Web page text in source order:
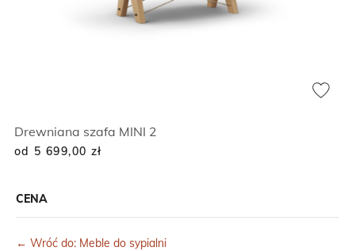
CENA
← Wróć do: Meble do sypialni
Drewniana szafa MINI 2
od 5 699,00 zł